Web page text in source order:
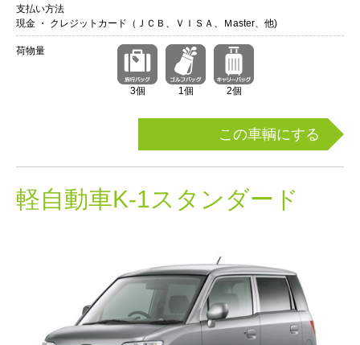
支払い方法
現金 ・ クレジットカード（ＪＣＢ、ＶＩＳＡ、Ｍaster、他)
荷物量
3個 1個 2個
この車輌にする
軽自動車K-1スタンダード